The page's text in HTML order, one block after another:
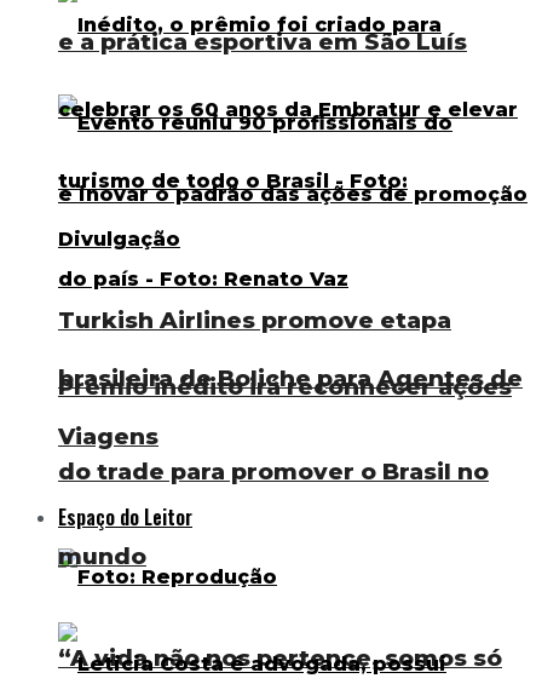
e a prática esportiva em São Luís
Turkish Airlines promove etapa
brasileira de Boliche para Agentes de
Viagens
Espaço do Leitor
“A vida não nos pertence, somos só
Prêmio inédito irá reconhecer ações
do trade para promover o Brasil no
mundo